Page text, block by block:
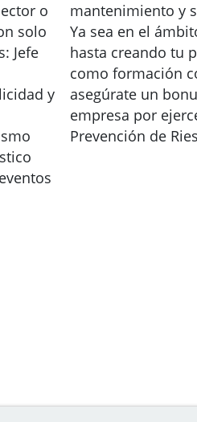
o
solo
Jefe
y
mantenimiento y
Ya sea en el
hasta creando tu
como formación
asegúrate un
empresa por
Prevención de